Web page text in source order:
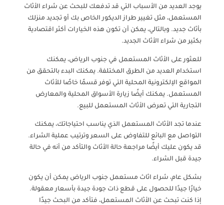
يوجد العديد من الأسباب التي قد تدفعك للبحث عن شراء الأثاث
المستعمل، مثل تغيير طراز الديكور الخاص بك أو تجديد منزلك
بأثاث جديد. وبالتالي، يمكن أن تكون هذه الخيارات أكثر اقتصادية
بكثير من شراء الأثاث الجديد.
للعثور على الأثاث المستعمل في جنوب الرياض، يمكنك
استخدام العديد من الطرق المختلفة. يمكنك البدء بالتحقق من
المواقع الإلكترونية المحلية التي توفر قسمًا خاصًا للأثاث
المستعمل. يمكنك أيضًا زيارة الأسواق المحلية والمعارض
التجارية التي تعرض الأثاث المستعمل للبيع.
عندما تجد الأثاث المستعمل الذي يناسب احتياجاتك، يمكنك
التواصل مع البائع للتفاوض على السعر وترتيب عملية الشراء.
قد يكون عليك أيضًا مراجعة حالة الأثاث والتأكد من أنه في حالة
جيدة قبل الشراء.
بشكل عام، شراء اثاث مستعمل جنوب الرياض يمكن أن يكون
خيارًا جيدًا للحصول على قطع ذات جودة جيدة بأسعار معقولة.
إذا كنت تبحث عن الأثاث المستعمل، فتأكد من البحث جيدًا